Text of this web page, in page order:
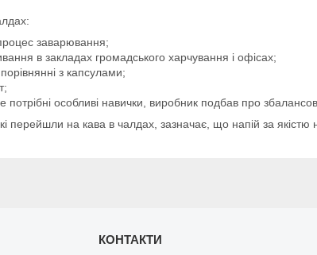
заварювання;
в закладах громадського харчування і офісах;
з капсулами;
потрібні особливі навички, виробник подбав про
перейшли на кава в чалдах, зазначає, що напій за